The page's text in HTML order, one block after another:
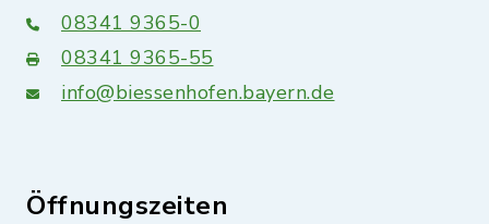
08341 9365-0
08341 9365-55
info@biessenhofen.bayern.de
Öffnungszeiten